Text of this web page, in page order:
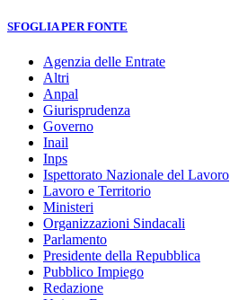
SFOGLIA PER FONTE
Agenzia delle Entrate
Altri
Anpal
Giurisprudenza
Governo
Inail
Inps
Ispettorato Nazionale del Lavoro
Lavoro e Territorio
Ministeri
Organizzazioni Sindacali
Parlamento
Presidente della Repubblica
Pubblico Impiego
Redazione